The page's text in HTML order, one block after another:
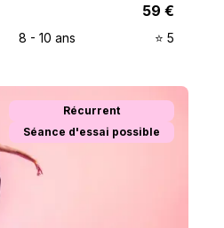
59 €
8 - 10 ans ⭐️ 5
Récurrent
Séance d'essai possible